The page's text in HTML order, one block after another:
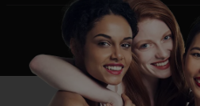
Vous n’êtes pas un